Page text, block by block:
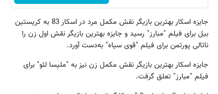
جایزه اسکار بهترین بازیگر نقش مکمل مرد در اسکار 83 به کریستین
بیل برای فیلم "مبارز" رسید و جایزه بهترین بازیگر نقش اول زن را
ناتالی پورتمن برای فیلم "قوی سیاه" به‌دست آورد.
جایزه اسکار بهترین بازیگر نقش مکمل زن نیز به "ملیسا لئو" برای
فیلم "مبارز" تعلق گرفت.